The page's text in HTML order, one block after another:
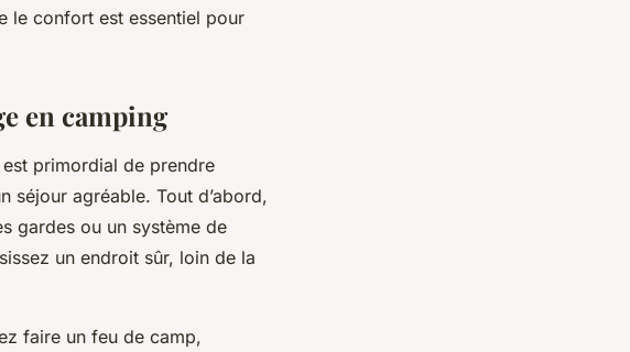
le confort est essentiel pour
en camping
primordial de prendre
séjour agréable. Tout d’abord,
gardes ou un système de
un endroit sûr, loin de la
faire un feu de camp,